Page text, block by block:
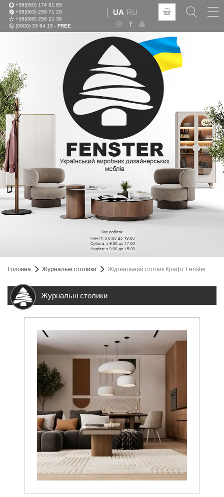
+38(050) 174 91 85
+38(063) 259 71 29
+38(068) 256 21 39
(0800) 33 64 15 - FREE
UA RU
Головна Журнальні столики Журнальний столик Крафт Fenster
Журнальні столики